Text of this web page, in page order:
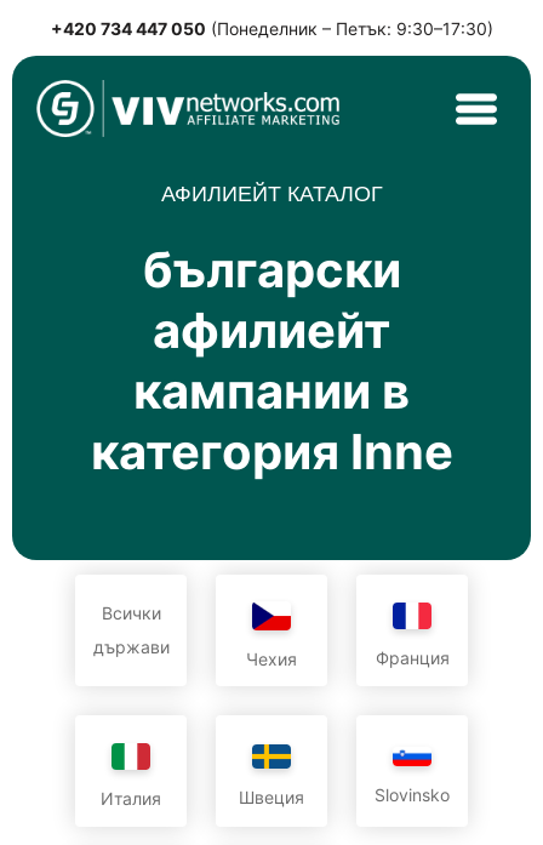
Skip
to
content
+420 734 447 050 (Понеделник – Петък: 9:30–17:30)
VIVnetworks.com
Nejvýkonnější affiliate síť v CEE
АФИЛИЕЙТ КАТАЛОГ
български
афилиейт
кампании в
категория Inne
Всички
държави
Чехия Франция
Италия Швеция Slovinsko